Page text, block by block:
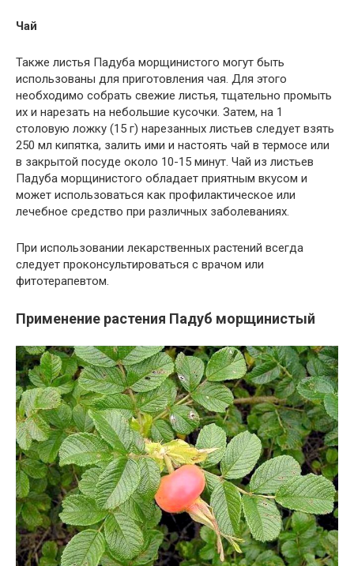
Чай
Также листья Падуба морщинистого могут быть
использованы для приготовления чая. Для этого
необходимо собрать свежие листья, тщательно промыть
их и нарезать на небольшие кусочки. Затем, на 1
столовую ложку (15 г) нарезанных листьев следует взять
250 мл кипятка, залить ими и настоять чай в термосе или
в закрытой посуде около 10-15 минут. Чай из листьев
Падуба морщинистого обладает приятным вкусом и
может использоваться как профилактическое или
лечебное средство при различных заболеваниях.
При использовании лекарственных растений всегда
следует проконсультироваться с врачом или
фитотерапевтом.
Применение растения Падуб морщинистый